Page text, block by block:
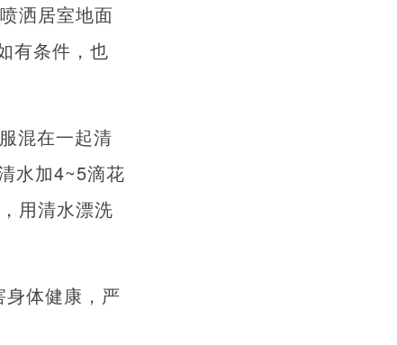
洒居室地面
有条件，也
混在一起清
水加4~5滴花
用清水漂洗
体健康，严